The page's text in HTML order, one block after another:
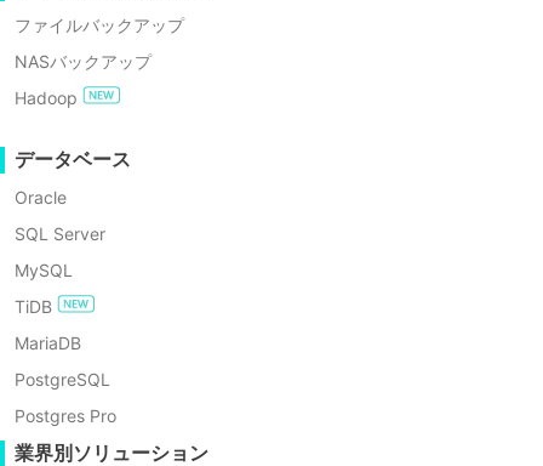
ファイルバックアップ
NASバックアップ
Hadoop
データベース
Oracle
SQL Server
MySQL
TiDB
MariaDB
PostgreSQL
Postgres Pro
業界別ソリューション
なぜあなたのVMバックアッ
プニーズにVinchinを選ぶべ
エージェントレスバックアップ
エージェントを各VMにインストールせずにVMをバックアップ